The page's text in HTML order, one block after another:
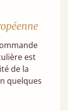
est
de la
quelques